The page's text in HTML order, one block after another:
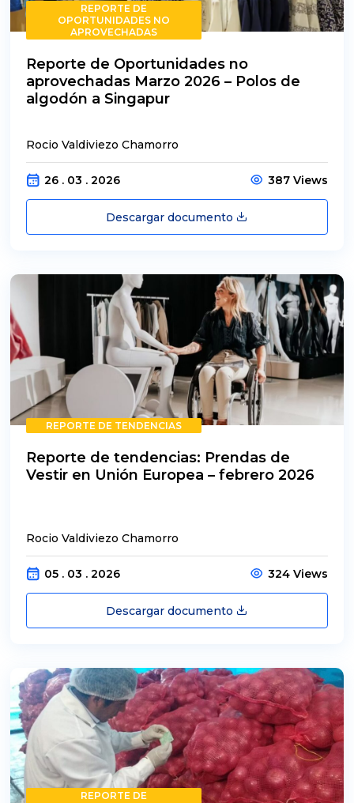
REPORTE DE
OPORTUNIDADES NO
APROVECHADAS
Reporte de Oportunidades no
aprovechadas Marzo 2026 – Polos de
algodón a Singapur
Rocio Valdiviezo Chamorro
26 . 03 . 2026 387 Views
Descargar documento
REPORTE DE TENDENCIAS
Reporte de tendencias: Prendas de
Vestir en Unión Europea – febrero 2026
Rocio Valdiviezo Chamorro
05 . 03 . 2026 324 Views
Descargar documento
REPORTE DE